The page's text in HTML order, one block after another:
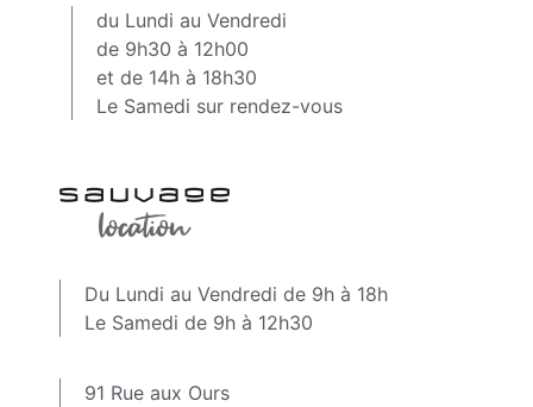
du Lundi au Vendredi
de 9h30 à 12h00
et de 14h à 18h30
Le Samedi sur rendez-vous
Du Lundi au Vendredi de 9h à 18h
Le Samedi de 9h à 12h30
91 Rue aux Ours